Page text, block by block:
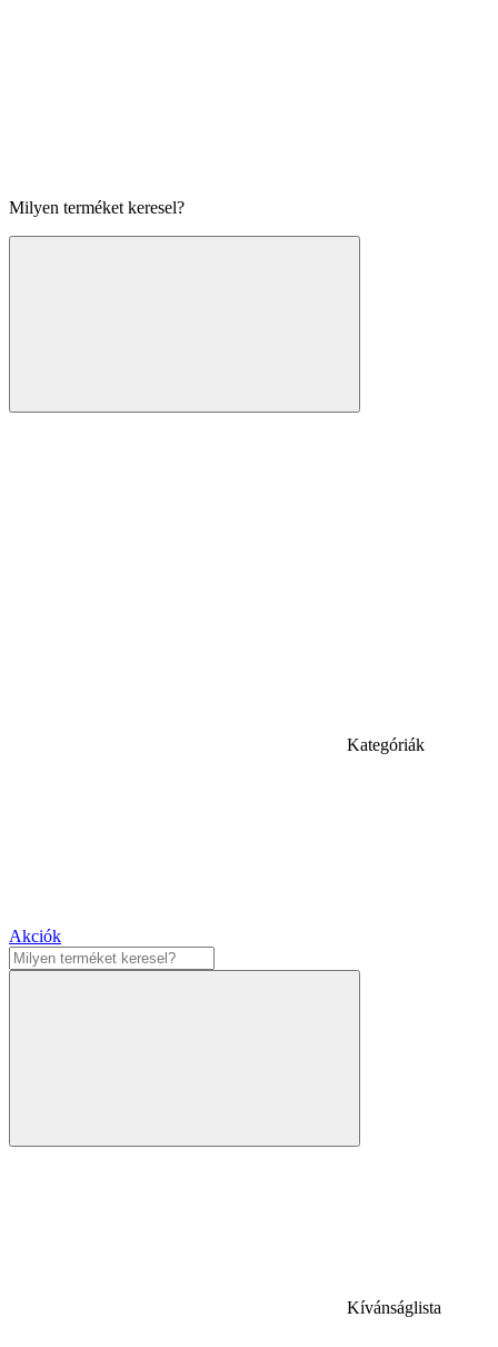
Milyen terméket keresel?
Kategóriák
Akciók
Kívánságlista